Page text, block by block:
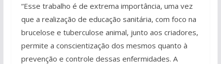
“Esse trabalho é de extrema importância, uma vez
que a realização de educação sanitária, com foco na
brucelose e tuberculose animal, junto aos criadores,
permite a conscientização dos mesmos quanto à
prevenção e controle dessas enfermidades. A